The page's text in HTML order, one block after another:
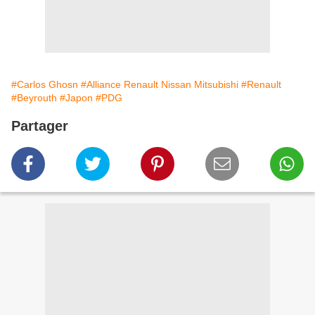
#Carlos Ghosn #Alliance Renault Nissan Mitsubishi #Renault
#Beyrouth #Japon #PDG
Partager